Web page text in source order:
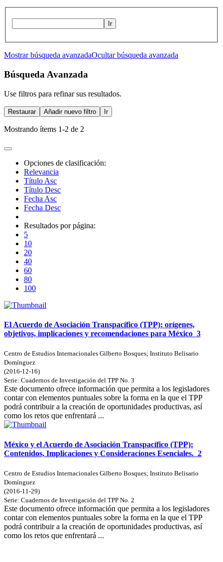
Ir
Mostrar búsqueda avanzadaOcultar búsqueda avanzada
Búsqueda Avanzada
Use filtros para refinar sus resultados.
Restaurar Añadir nuevo filtro Ir
Mostrando ítems 1-2 de 2
Opciones de clasificación:
Relevancia
Título Asc
Título Desc
Fecha Asc
Fecha Desc
Resultados por página:
5
10
20
40
60
80
100
El Acuerdo de Asociación Transpacífico (TPP): orígenes,
objetivos, implicaciones y recomendaciones para México 3
Centro de Estudios Internacionales Gilberto Bosques; Instituto Belisario
Domínguez
(2016-12-16)
Serie: Cuadernos de Investigación del TPP No. 3
Este documento ofrece información que permita a los legisladores
contar con elementos puntuales sobre la forma en la que el TPP
podrá contribuir a la creación de oportunidades productivas, así
como los retos que enfrentará ...
México y el Acuerdo de Asociación Transpacífico (TPP):
Contenidos, Implicaciones y Consideraciones Esenciales. 2
Centro de Estudios Internacionales Gilberto Bosques; Instituto Belisario
Domínguez
(2016-11-29)
Serie: Cuadernos de Investigación del TPP No. 2
Este documento ofrece información que permita a los legisladores
contar con elementos puntuales sobre la forma en la que el TPP
podrá contribuir a la creación de oportunidades productivas, así
como los retos que enfrentará ...